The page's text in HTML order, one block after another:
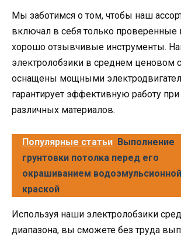
Мы заботимся о том, чтобы наш
включал в себя только
хорошо отзывчивые инструменты.
электролобзики в среднем ценовом
оснащены мощными
гарантирует эффективную работу
различных материалов.
Популярные статьи Выполнение
грунтовки потолка перед его
окрашиванием водоэмульсионной
краской
Используя наши электролобзики
диапазона, вы сможете без труда